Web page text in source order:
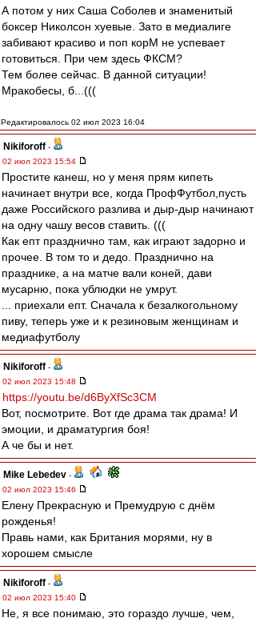
А потом у них Саша Соболев и знаменитый
боксер Николсон хуевые. Зато в медиалиге
забивают красиво и поп корМ не успевает
готовиться. При чем здесь ФКСМ?
Тем более сейчас. В данной ситуации!
Мракобесы, б...(((
Редактировалось 02 июл 2023 16:04
Nikiforoff -
02 июл 2023 15:54
Простите канеш, но у меня прям кипеть
начинает внутри все, когда ПрофФутбол,пусть
даже Российского разлива и дыр-дыр начинают
на одну чашу весов ставить. (((
Как епт празднично там, как играют задорно и
прочее. В том то и дедо. Празднично на
празднике, а на матче вали коней, дави
мусарню, пока ублюдки не умрут.
... приехали епт. Сначала к безалкогольному
пиву, теперь уже и к резиновым женщинам и
медиафутболу
Nikiforoff -
02 июл 2023 15:48
https://youtu.be/d6ByXfSc3CM
Вот, посмотрите. Вот где драма так драма! И
эмоции, и драматургия боя!
А че бы и нет.
Mike Lebedev -
02 июл 2023 15:46
Елену Прекрасную и Премудрую с днём
рожденья!
Правь нами, как Британия морями, ну в
хорошем смысле
Nikiforoff -
02 июл 2023 15:40
Не, я все понимаю, это гораздо лучше, чем,